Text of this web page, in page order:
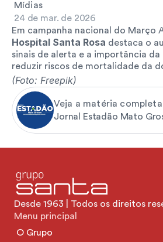
Mídias
24 de mar. de 2026
Hospital Santa Rosa destaca o
sinais de alerta e a importância
reduzir riscos de mortalidade da
(Foto: Freepik)
Veja a matéria completa
Jornal Estadão Mato
Desde 1963 | Todos os direitos
Menu principal
O Grupo